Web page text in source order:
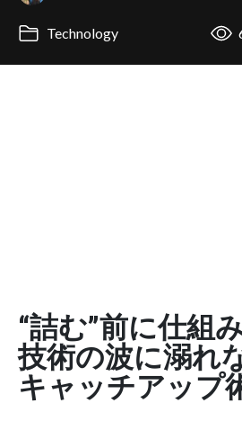
Technology
“詰む”前に仕組
技術の波に溺れ
キャッチアップ